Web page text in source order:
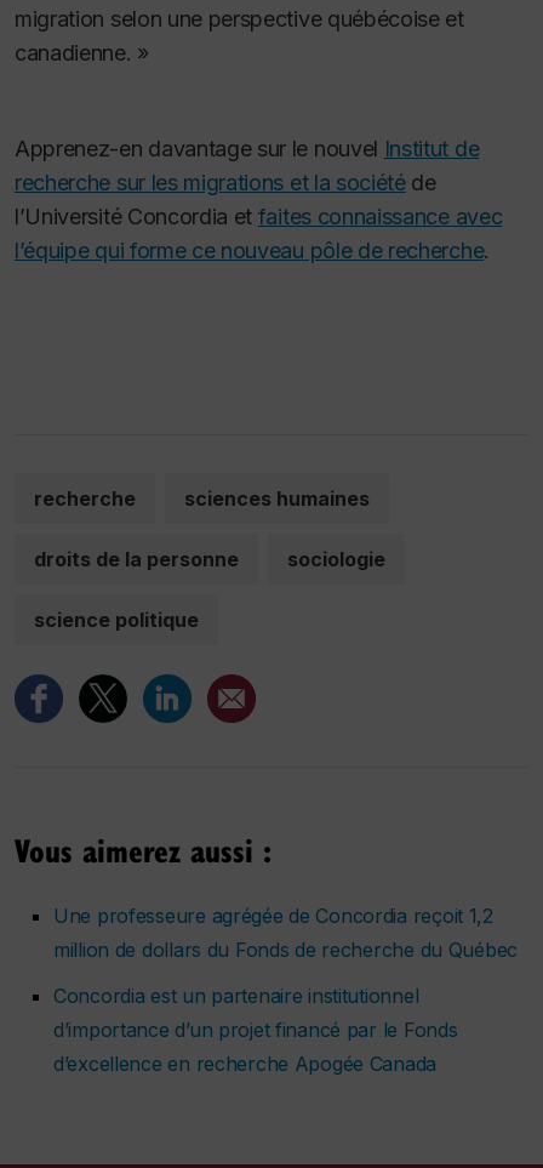
migration selon une perspective québécoise et
canadienne. »
Apprenez-en davantage sur le nouvel Institut de
recherche sur les migrations et la sociétéde
l’Université Concordia et faites connaissance avec
l’équipe qui forme ce nouveau pôle de recherche.
recherche sciences humaines
droits de la personne sociologie
science politique
Vous aimerez aussi :
Une professeure agrégée de Concordia reçoit 1,2
million de dollars du Fonds de recherche du Québec
Concordia est un partenaire institutionnel
d’importance d’un projet financé par le Fonds
d’excellence en recherche Apogée Canada